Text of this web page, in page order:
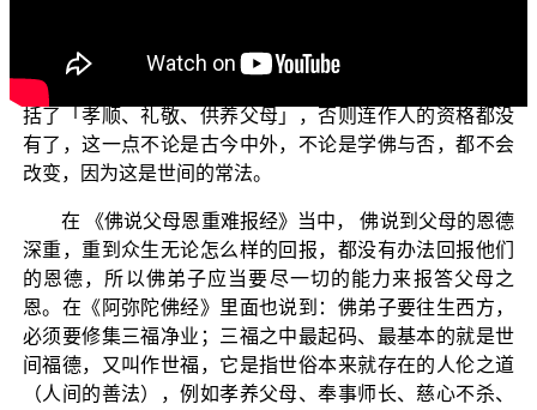
所教导我们孝顺父母，它的真实义理是什么？一般人都知
道：一个人之所以为人，他最起码作人的人格，就是要包
括了「孝顺、礼敬、供养父母」，否则连作人的资格都没
有了，这一点不论是古今中外，不论是学佛与否，都不会
改变，因为这是世间的常法。
在 《佛说父母恩重难报经》当中， 佛说到父母的恩德
深重，重到众生无论怎么样的回报，都没有办法回报他们
的恩德，所以佛弟子应当要尽一切的能力来报答父母之
恩。在《阿弥陀佛经》里面也说到：佛弟子要往生西方，
必须要修集三福净业；三福之中最起码、最基本的就是世
间福德，又叫作世福，它是指世俗本来就存在的人伦之道
（人间的善法），例如孝养父母、奉事师长、慈心不杀、